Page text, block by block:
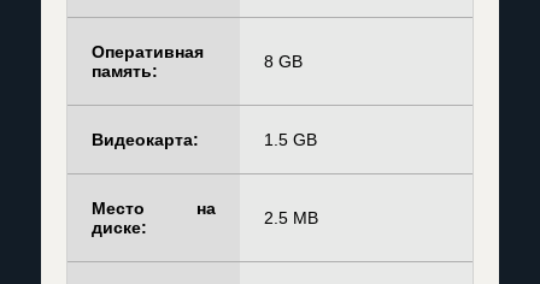
Оперативная
память:
8 GB
Видеокарта: 1.5 GB
Место на
диске:
2.5 MB